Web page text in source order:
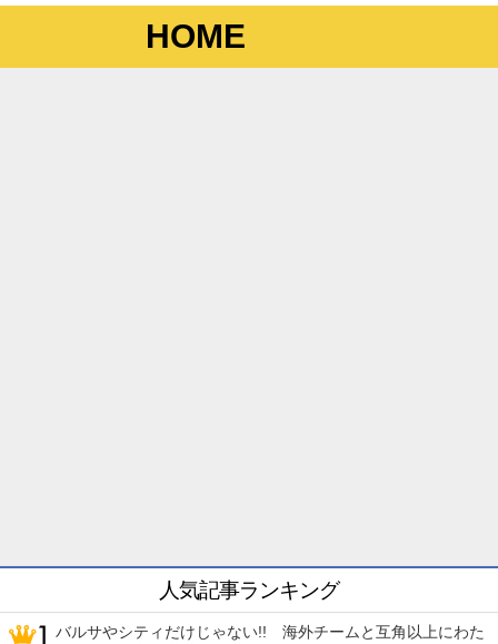
HOME
人気記事ランキング
バルサやシティだけじゃない!! 海外チームと互角以上にわた